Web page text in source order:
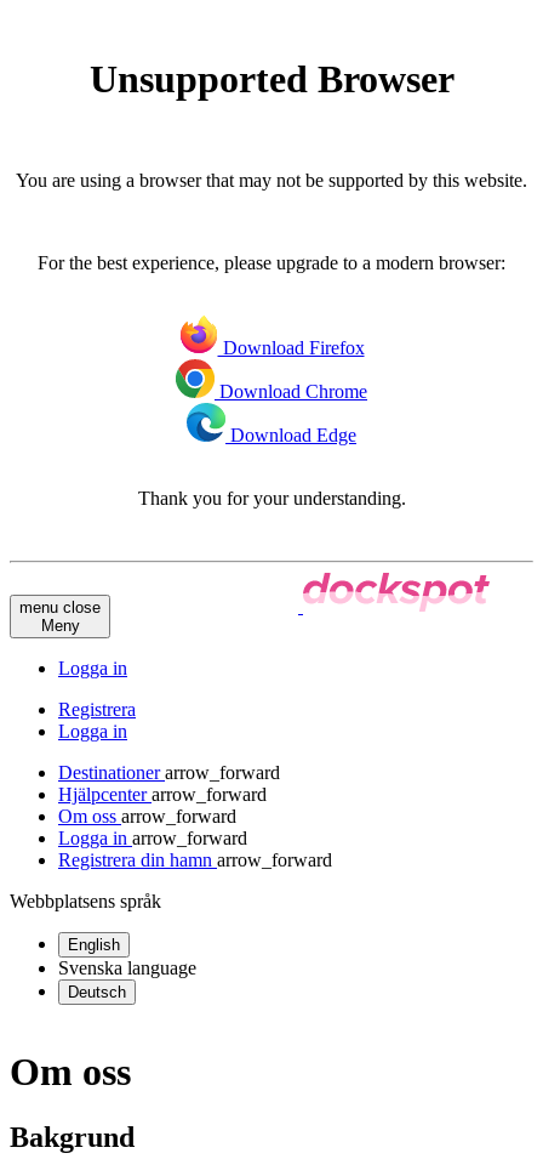
Unsupported Browser
You are using a browser that may not be supported by this website.
For the best experience, please upgrade to a modern browser:
Download Firefox
Download Chrome
Download Edge
Thank you for your understanding.
menu close
Meny
Logga in
Registrera
Logga in
Destinationerarrow_forward
Hjälpcenterarrow_forward
Om oss arrow_forward
Logga in arrow_forward
Registrera din hamn arrow_forward
Webbplatsens språk
English
Svenska language
Deutsch
Om oss
Bakgrund